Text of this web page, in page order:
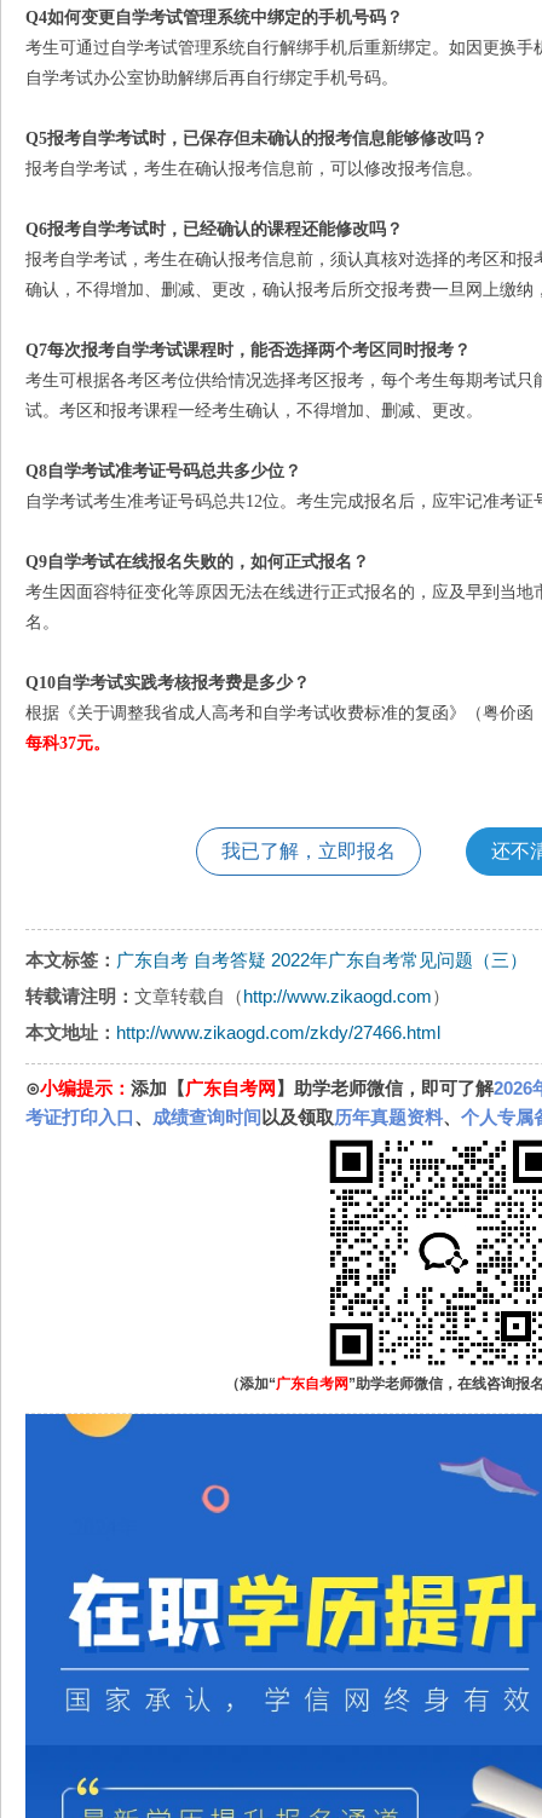
Q4如何变更自学考试管理系统中绑定的手机号码？
考生可通过自学考试管理系统自行解绑手机后重新绑定。如因更换
自学考试办公室协助解绑后再自行绑定手机号码。
Q5报考自学考试时，已保存但未确认的报考信息能够修改吗？
报考自学考试，考生在确认报考信息前，可以修改报考信息。
Q6报考自学考试时，已经确认的课程还能修改吗？
报考自学考试，考生在确认报考信息前，须认真核对选择的考区和
确认，不得增加、删减、更改，确认报考后所交报考费一旦网上缴纳
Q7每次报考自学考试课程时，能否选择两个考区同时报考？
考生可根据各考区考位供给情况选择考区报考，每个考生每期考试
试。考区和报考课程一经考生确认，不得增加、删减、更改。
Q8自学考试准考证号码总共多少位？
自学考试考生准考证号码总共12位。考生完成报名后，应牢记准考证
Q9自学考试在线报名失败的，如何正式报名？
考生因面容特征变化等原因无法在线进行正式报名的，应及早到当地
名。
Q10自学考试实践考核报考费是多少？
根据《关于调整我省成人高考和自学考试收费标准的复函》（粤价函
每科37元。
我已了解，立即报名 还不
本文标签： 广东自考 自考答疑 2022年广东自考常见问题（三）
转载请注明： 文章转载自（http://www.zikaogd.com）
本文地址： http://www.zikaogd.com/zkdy/27466.html
⊙小编提示： 添加【广东自考网 】助学老师微信，即可了解2026
考证打印入口、 成绩查询时间 以及领取历年真题资料、 个人专属
（添加“广东自考网 ”助学老师微信，在线咨询报